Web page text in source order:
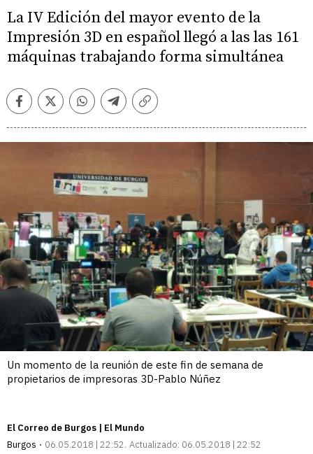
La IV Edición del mayor evento de la
Impresión 3D en español llegó a las las 161
máquinas trabajando forma simultánea
FacebookTwitterWhatsappTelegramCopiar
Un momento de la reunión de este fin de semana de
propietarios de impresoras 3D-Pablo Núñez
El Correo de Burgos | El Mundo
Burgos
06.05.2018 | 22:52 Actualizado: 06.05.2018 | 22:52